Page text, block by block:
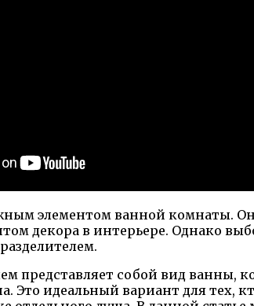
элементом ванной комнаты.
декора в интерьере. Однако
представляет собой вид ванны,
Это идеальный вариант для тех,